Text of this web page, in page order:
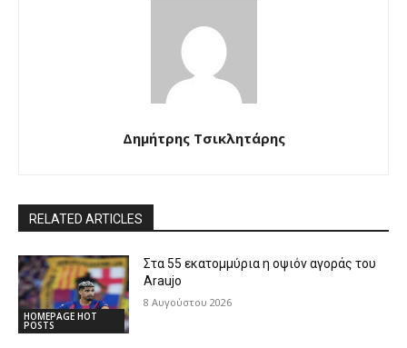
Δημήτρης Τσικλητάρης
RELATED ARTICLES
HOMEPAGE HOT
POSTS
Στα 55 εκατομμύρια η οψιόν αγοράς του
Araujo
8 Αυγούστου 2026